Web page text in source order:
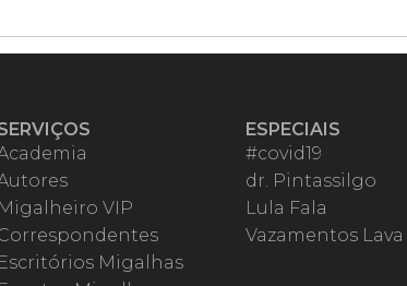
Migalheiro VIP
Escritórios Migalhas
ESPECIAIS
#covid19
dr. Pintassilgo
Lula Fala
Vazamentos